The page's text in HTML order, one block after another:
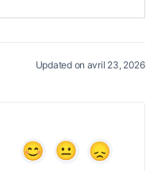
Updated on avril 23, 2026